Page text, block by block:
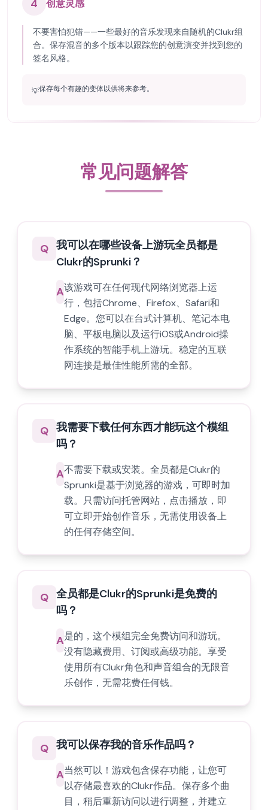
4 创意灵感
不要害怕犯错——一些最好的音乐发现来自随机的Clukr组
合。保存混音的多个版本以跟踪您的创意演变并找到您的
签名风格。
💡保存每个有趣的变体以供将来参考。
常见问题解答
Q 我可以在哪些设备上游玩全员都是
Clukr的Sprunki？
A该游戏可在任何现代网络浏览器上运
行，包括Chrome、Firefox、Safari和
Edge。您可以在台式计算机、笔记本电
脑、平板电脑以及运行iOS或Android操
作系统的智能手机上游玩。稳定的互联
网连接是最佳性能所需的全部。
Q 我需要下载任何东西才能玩这个模组
吗？
A不需要下载或安装。全员都是Clukr的
Sprunki是基于浏览器的游戏，可即时加
载。只需访问托管网站，点击播放，即
可立即开始创作音乐，无需使用设备上
的任何存储空间。
Q 全员都是Clukr的Sprunki是免费的
吗？
A是的，这个模组完全免费访问和游玩。
没有隐藏费用、订阅或高级功能。享受
使用所有Clukr角色和声音组合的无限音
乐创作，无需花费任何钱。
Q 我可以保存我的音乐作品吗？
A当然可以！游戏包含保存功能，让您可
以存储最喜欢的Clukr作品。保存多个曲
目，稍后重新访问以进行调整，并建立